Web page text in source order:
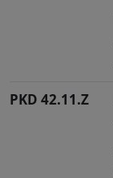
PKD 42.11.Z